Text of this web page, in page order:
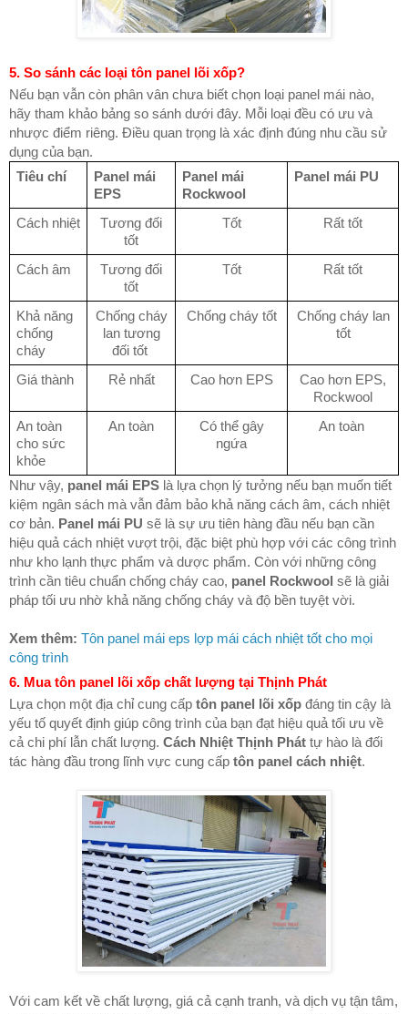
5. So sánh các loại tôn panel lõi xốp?
Nếu bạn vẫn còn phân vân chưa biết chọn loại panel mái nào,
hãy tham khảo bảng so sánh dưới đây. Mỗi loại đều có ưu và
nhược điểm riêng. Điều quan trọng là xác định đúng nhu cầu sử
dụng của bạn.
Tiêu chí
Panel mái
EPS
Panel mái
Rockwool
Panel mái PU
Cách nhiệt
Tương đối
tốt
Tốt Rất tốt
Cách âm
Tương đối
tốt
Tốt Rất tốt
Khả năng
chống
cháy
Chống cháy
lan tương
đối tốt
Chống cháy tốt
Chống cháy lan
tốt
Giá thành Rẻ nhất Cao hơn EPS
Cao hơn EPS,
Rockwool
An toàn
cho sức
khỏe
An toàn
Có thể gây
ngứa
An toàn
Như vậy, panel mái EPS là lựa chọn lý tưởng nếu bạn muốn tiết
kiệm ngân sách mà vẫn đảm bảo khả năng cách âm, cách nhiệt
cơ bản. Panel mái PU sẽ là sự ưu tiên hàng đầu nếu bạn cần
hiệu quả cách nhiệt vượt trội, đặc biệt phù hợp với các công trình
như kho lạnh thực phẩm và dược phẩm. Còn với những công
trình cần tiêu chuẩn chống cháy cao, panel Rockwool sẽ là giải
pháp tối ưu nhờ khả năng chống cháy và độ bền tuyệt vời.
Xem thêm: Tôn panel mái eps lợp mái cách nhiệt tốt cho mọi
công trình
6. Mua tôn panel lõi xốp chất lượng tại Thịnh Phát
Lựa chọn một địa chỉ cung cấp tôn panel lõi xốp đáng tin cậy là
yếu tố quyết định giúp công trình của bạn đạt hiệu quả tối ưu về
cả chi phí lẫn chất lượng. Cách Nhiệt Thịnh Phát tự hào là đối
tác hàng đầu trong lĩnh vực cung cấp tôn panel cách nhiệt.
Với cam kết về chất lượng, giá cả cạnh tranh, và dịch vụ tận tâm,